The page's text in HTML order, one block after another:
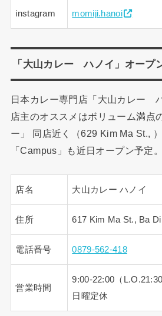
instagram momiji.hanoi
「大山カレー ハノイ」オープ
日本カレー専門店「大山カレー
店主のオススメはボリューム満点
ー」 同店近く（629 Kim Ma St.,
「Campus」も近日オープン予定。
店名 大山カレー ハノイ
住所 617 Kim Ma St., Ba
電話番号 0879-562-418
営業時間
9:00-22:00（L.O.21:30
日曜定休